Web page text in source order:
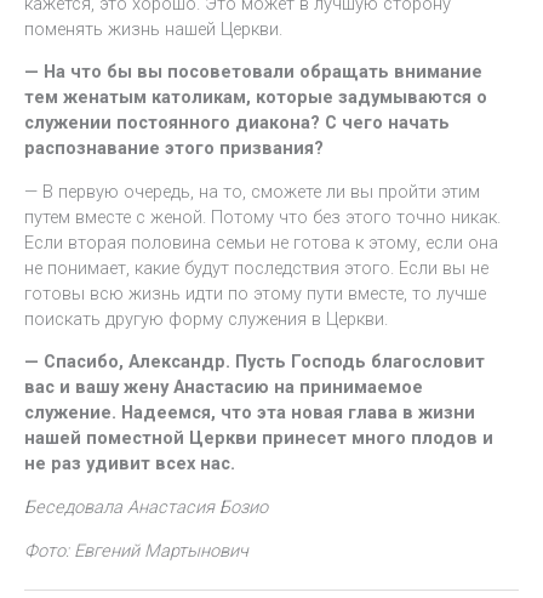
поменять жизнь нашей Церкви.
— На что бы вы посоветовали обращать внимание
тем женатым католикам, которые задумываются о
служении постоянного диакона? С чего начать
распознавание этого призвания?
— В первую очередь, на то, сможете ли вы пройти этим
путем вместе с женой. Потому что без этого точно никак.
Если вторая половина семьи не готова к этому, если она
не понимает, какие будут последствия этого. Если вы не
готовы всю жизнь идти по этому пути вместе, то лучше
поискать другую форму служения в Церкви.
— Спасибо, Александр. Пусть Господь благословит
вас и вашу жену Анастасию на принимаемое
служение. Надеемся, что эта новая глава в жизни
нашей поместной Церкви принесет много плодов и
не раз удивит всех нас.
Беседовала Анастасия Бозио
Фото: Евгений Мартынович